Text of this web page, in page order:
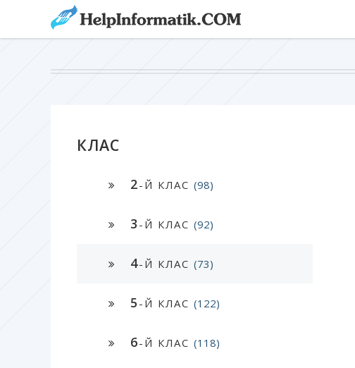
КЛАС
2-Й КЛАС (98)
3 -Й КЛАС (92)
4-Й КЛАС (73)
5 -Й КЛАС (122)
6-Й КЛАС (118)